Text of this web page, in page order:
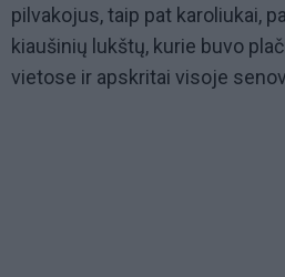
pilvakojus, taip pat karoliukai,
kiaušinių lukštų, kurie buvo
vietose ir apskritai visoje